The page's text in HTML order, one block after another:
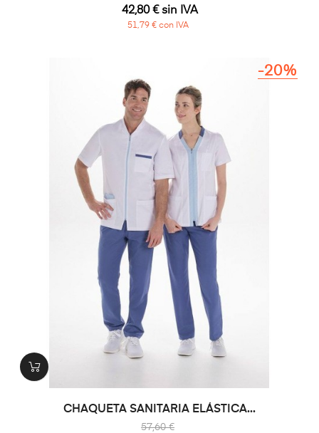
42,80 € sin IVA
51,79 € con IVA
CHAQUETA SANITARIA ELÁSTICA...
57,60 €
-20%